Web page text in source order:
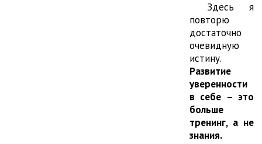
Здесь я
повторю
достаточно
очевидную
истину.
Развитие
уверенности
в себе – это
больше
тренинг, а не
знания.